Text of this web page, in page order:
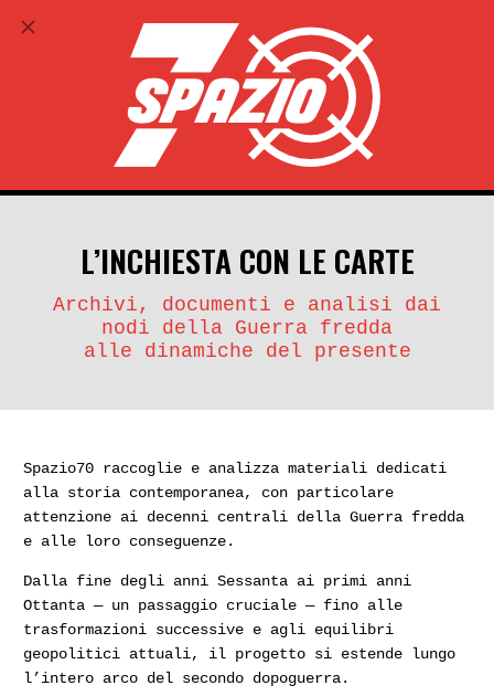
ABBONATI
search account_circle
L’INCHIESTA CON LE CARTE
Archivi, documenti e analisi dai
nodi della Guerra fredda
alle dinamiche del presente
Spazio70 raccoglie e analizza materiali dedicati
alla storia contemporanea, con particolare
attenzione ai decenni centrali della Guerra fredda
e alle loro conseguenze.
Dalla fine degli anni Sessanta ai primi anni
Ottanta — un passaggio cruciale — fino alle
trasformazioni successive e agli equilibri
geopolitici attuali, il progetto si estende lungo
l’intero arco del secondo dopoguerra.